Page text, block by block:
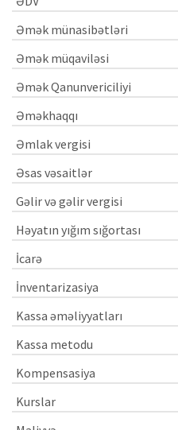
Əmək münasibətləri
Əmək müqaviləsi
Əmək Qanunvericiliyi
Əməkhaqqı
Əmlak vergisi
Əsas vəsaitlər
Gəlir və gəlir vergisi
Həyatın yığım sığortası
İcarə
İnventarizasiya
Kassa əməliyyatları
Kassa metodu
Kompensasiya
Kurslar